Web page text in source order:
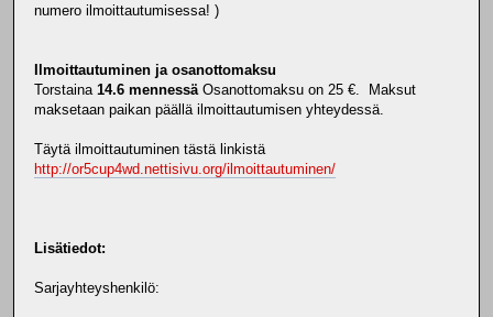
numero ilmoittautumisessa! )
Ilmoittautuminen ja osanottomaksu
Torstaina 14.6 mennessä Osanottomaksu on 25 €. Maksut
maksetaan paikan päällä ilmoittautumisen yhteydessä.
Täytä ilmoittautuminen tästä linkistä
http://or5cup4wd.nettisivu.org/ilmoittautuminen/
Lisätiedot:
Sarjayhteyshenkilö: